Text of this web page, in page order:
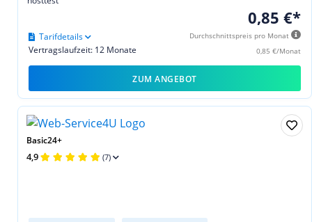
0,85 €*
Durchschnittspreis pro Monat
0,85 €/Monat
Vertragslaufzeit: 12 Monate
Tarifdetails
ZUM ANGEBOT
Basic24+
4,9 (7)